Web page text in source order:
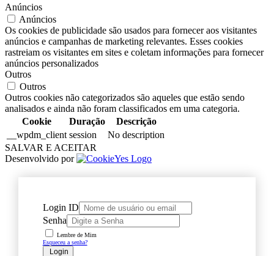
Anúncios
Anúncios
Os cookies de publicidade são usados para fornecer aos visitantes
anúncios e campanhas de marketing relevantes. Esses cookies
rastreiam os visitantes em sites e coletam informações para fornecer
anúncios personalizados
Outros
Outros
Outros cookies não categorizados são aqueles que estão sendo
analisados e ainda não foram classificados em uma categoria.
Cookie
Duração
Descrição
__wpdm_client session
No description
SALVAR E ACEITAR
Desenvolvido por
Login ID
Senha
Lembre de Mim
Esqueceu a senha?
Login